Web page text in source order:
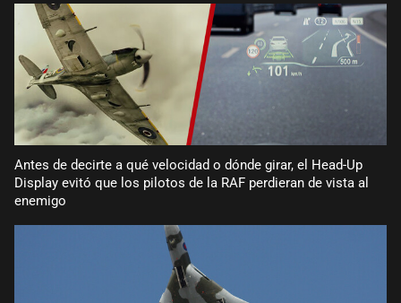
Antes de decirte a qué velocidad o dónde girar, el Head-Up
Display evitó que los pilotos de la RAF perdieran de vista al
enemigo